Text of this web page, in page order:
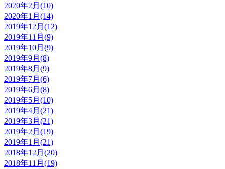
2020年2月(10)
2020年1月(14)
2019年12月(12)
2019年11月(9)
2019年10月(9)
2019年9月(8)
2019年8月(9)
2019年7月(6)
2019年6月(8)
2019年5月(10)
2019年4月(21)
2019年3月(21)
2019年2月(19)
2019年1月(21)
2018年12月(20)
2018年11月(19)